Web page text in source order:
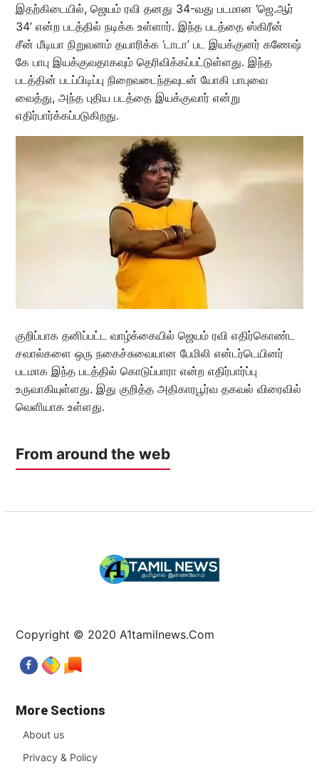
இதற்கிடையில், ஜெயம் ரவி தனது 34-வது படமான ‘ஜெ.ஆர்
34’ என்ற படத்தில் நடிக்க உள்ளார். இந்த படத்தை ஸ்கிரீன்
சீன் மீடியா நிறுவனம் தயாரிக்க ‘டாடா’ பட இயக்குனர் கணேஷ்
கே பாபு இயக்குவதாகவும் தெரிவிக்கப்பட்டுள்ளது. இந்த
படத்தின் படப்பிடிப்பு நிறைவடைந்தவுடன் யோகி பாபுவை
வைத்து, அந்த புதிய படத்தை இயக்குவார் என்று
எதிர்பார்க்கப்படுகிறது.
குறிப்பாக தனிப்பட்ட வாழ்க்கையில் ஜெயம் ரவி எதிர்கொண்ட
சவால்களை ஒரு நகைச்சுவையான பேமிலி என்டர்டெயினர்
படமாக இந்த படத்தில் கொடுப்பாரா என்ற எதிர்பார்ப்பு
உருவாகியுள்ளது. இது குறித்த அதிகாரபூர்வ தகவல் விரைவில்
வெளியாக உள்ளது.
From around the web
Copyright © 2020 A1tamilnews.Com
More Sections
About us
Privacy & Policy